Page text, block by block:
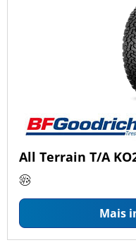
All Terrain T/A
Mais